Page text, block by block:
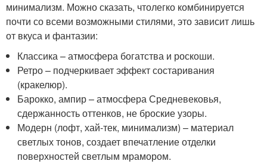
минимализм. Можно сказать, чтолегко комбинируется
почти со всеми возможными стилями, это зависит лишь
от вкуса и фантазии:
Классика – атмосфера богатства и роскоши.
Ретро – подчеркивает эффект состаривания
(кракелюр).
Барокко, ампир – атмосфера Средневековья,
сдержанность оттенков, не броские узоры.
Модерн (лофт, хай-тек, минимализм) – материал
светлых тонов, создает впечатление отделки
поверхностей светлым мрамором.